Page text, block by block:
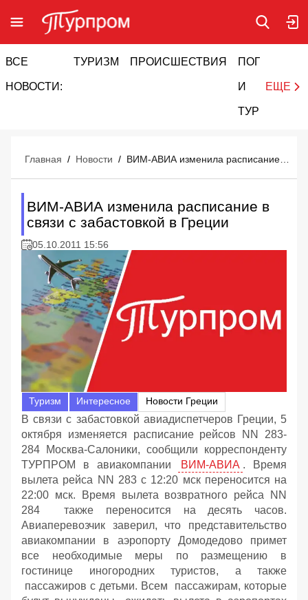
ВСЕ
НОВОСТИ:
ТУРИЗМ ПРОИСШЕСТВИЯ ПОГОДА
И
ТУРИЗМ
ЕЩЕ
Главная / Новости /
ВИМ-АВИА изменила расписание в
связи с забастовкой в Греции
05.10.2011 15:56
Туризм Интересное Новости Греции
В связи с забастовкой авиадиспетчеров Греции, 5
октября изменяется расписание рейсов NN 283-
284 Москва-Салоники, сообщили корреспонденту
ТУРПРОМ в авиакомпании
ВИМ-АВИА . Время
вылета рейса NN 283 с 12:20 мск переносится на
22:00 мск. Время вылета возвратного рейса NN
284 также переносится на десять часов.
Авиаперевозчик заверил, что представительство
авиакомпании в аэропорту Домодедово примет
все необходимые меры по размещению в
гостинице иногородних туристов, а также
пассажиров с детьми. Всем пассажирам, которые